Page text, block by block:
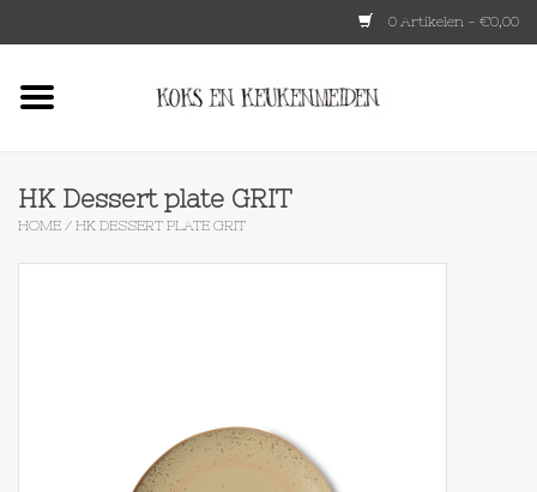
0 Artikelen - €0,00
HK Dessert plate GRIT
HOME / HK DESSERT PLATE GRIT